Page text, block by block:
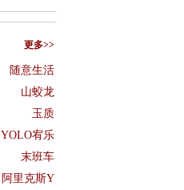
更多>>
随意生活
山蛟龙
玉质
YOLO宥乐
末班车
阿里克斯Y